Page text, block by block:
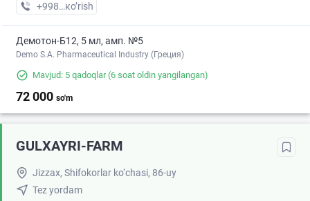
+998 (95) XXX-XX-XX
кo’rish
Демотон-Б12, 5 мл, амп. №5
Demo S.A. Pharmaceutical Industry (Греция)
Mavjud: 5 qadoqlar(6 soat oldin yangilangan)
72 000 so'm
GULXAYRI-FARM
Jizzax, Shifokorlar ko‘chasi, 86-uy
Tez yordam